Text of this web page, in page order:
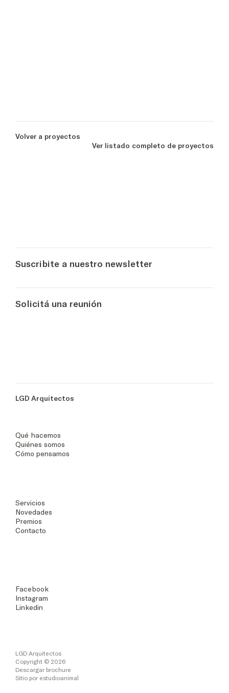
Volver a proyectos
Ver listado completo de proyectos
Suscribite a nuestro newsletter
Solicitá una reunión
LGD Arquitectos
Qué hacemos
Quiénes somos
Cómo pensamos
Servicios
Novedades
Premios
Contacto
Facebook
Instagram
Linkedin
LGD Arquitectos
Copyright © 2026
Descargar brochure
Sitio por estudioanimal